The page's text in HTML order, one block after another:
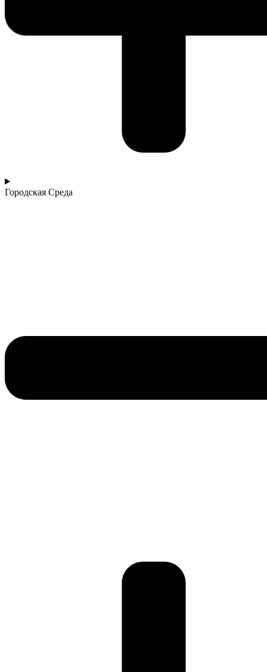
Городская Среда